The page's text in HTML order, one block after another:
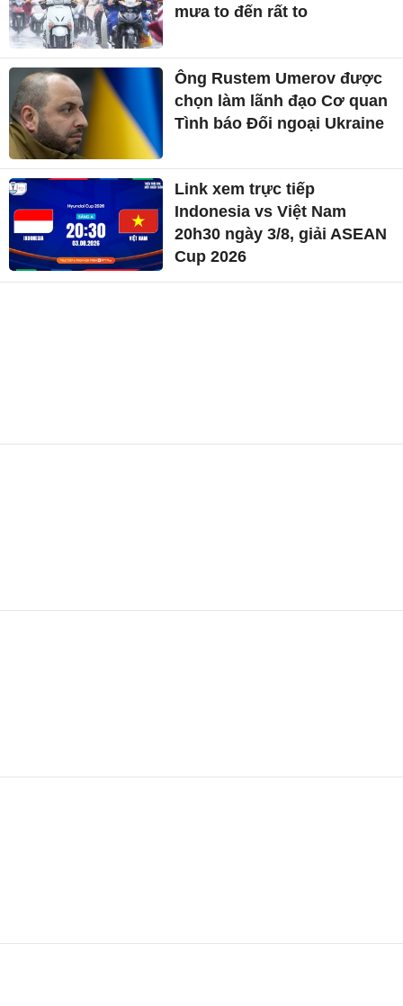
mưa to đến rất to
Ông Rustem Umerov được
chọn làm lãnh đạo Cơ quan
Tình báo Đối ngoại Ukraine
Link xem trực tiếp
Indonesia vs Việt Nam
20h30 ngày 3/8, giải ASEAN
Cup 2026